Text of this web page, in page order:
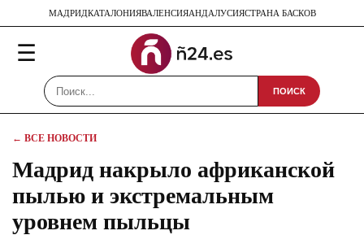
МАДРИДКАТАЛОНИЯВАЛЕНСИЯАНДАЛУСИЯСТРАНА БАСКОВ
☰
ПОИСК
← ВСЕ НОВОСТИ
Мадрид накрыло африканской
пылью и экстремальным
уровнем пыльцы